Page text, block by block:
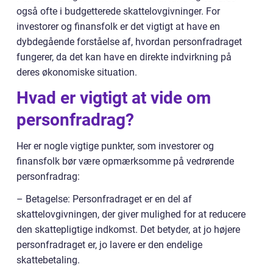
også ofte i budgetterede skattelovgivninger. For
investorer og finansfolk er det vigtigt at have en
dybdegående forståelse af, hvordan personfradraget
fungerer, da det kan have en direkte indvirkning på
deres økonomiske situation.
Hvad er vigtigt at vide om
personfradrag?
Her er nogle vigtige punkter, som investorer og
finansfolk bør være opmærksomme på vedrørende
personfradrag:
– Betagelse: Personfradraget er en del af
skattelovgivningen, der giver mulighed for at reducere
den skattepligtige indkomst. Det betyder, at jo højere
personfradraget er, jo lavere er den endelige
skattebetaling.